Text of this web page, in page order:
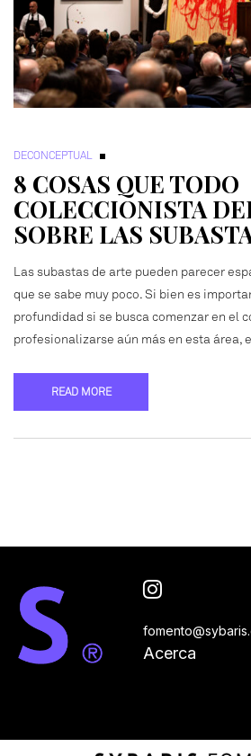
DECONCEPTUAL
8 COSAS QUE TODO
COLECCIONISTA
SOBRE LAS
Las subastas de arte pueden parecer
que se sabe muy poco. Si bien es
profundidad si se busca comenzar en el
profesionalizarse aún más en esta área,
READ MORE
Acerca